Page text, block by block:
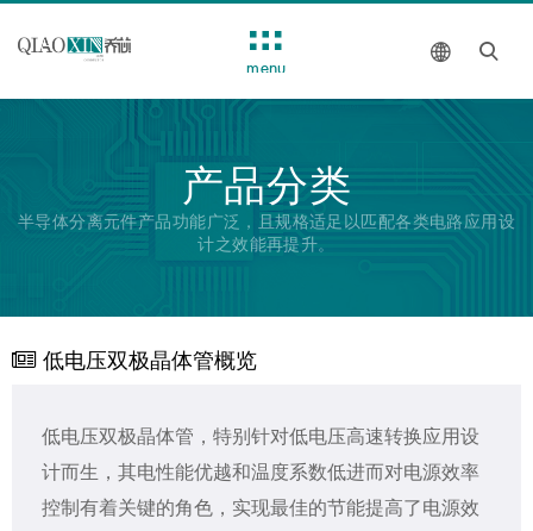
产品分类
半导体分离元件产品功能广泛，且规格适足以匹配各类电路应用设
计之效能再提升。
低电压双极晶体管概览
低电压双极晶体管，特别针对低电压高速转换应用设
计而生，其电性能优越和温度系数低进而对电源效率
控制有着关键的角色，实现最佳的节能提高了电源效